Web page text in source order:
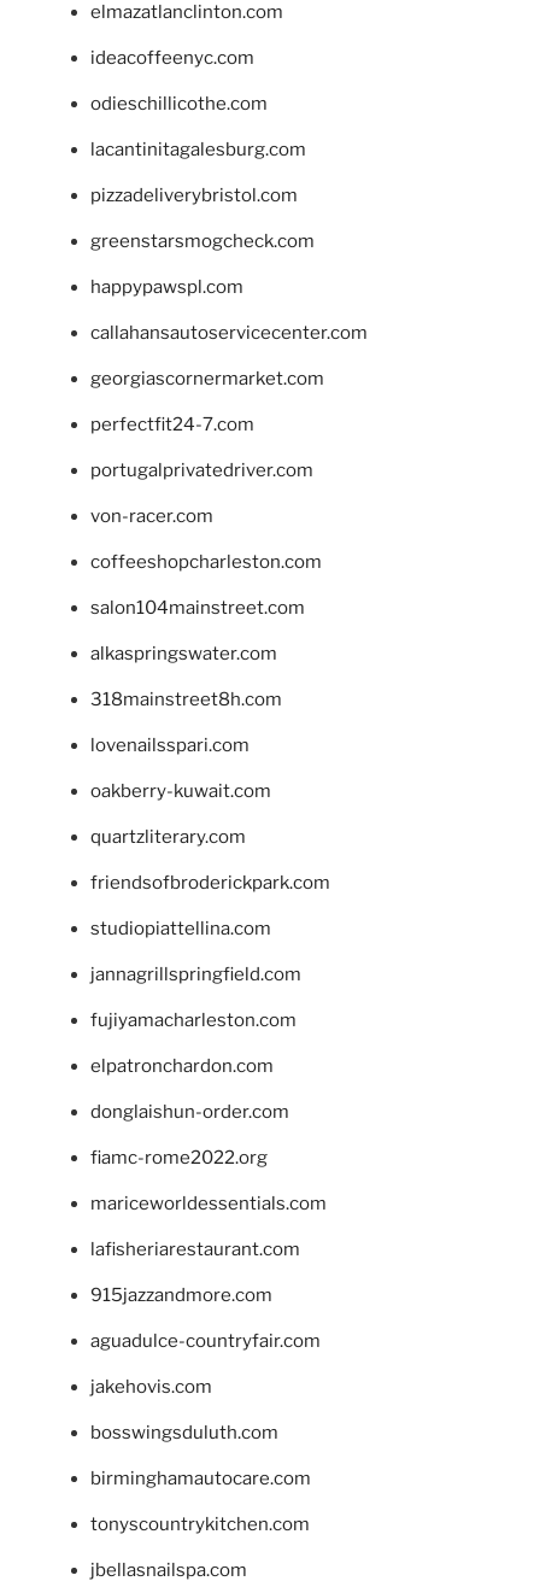
elmazatlanclinton.com
ideacoffeenyc.com
odieschillicothe.com
lacantinitagalesburg.com
pizzadeliverybristol.com
greenstarsmogcheck.com
happypawspl.com
callahansautoservicecenter.com
georgiascornermarket.com
perfectfit24-7.com
portugalprivatedriver.com
von-racer.com
coffeeshopcharleston.com
salon104mainstreet.com
alkaspringswater.com
318mainstreet8h.com
lovenailsspari.com
oakberry-kuwait.com
quartzliterary.com
friendsofbroderickpark.com
studiopiattellina.com
jannagrillspringfield.com
fujiyamacharleston.com
elpatronchardon.com
donglaishun-order.com
fiamc-rome2022.org
mariceworldessentials.com
lafisheriarestaurant.com
915jazzandmore.com
aguadulce-countryfair.com
jakehovis.com
bosswingsduluth.com
birminghamautocare.com
tonyscountrykitchen.com
jbellasnailspa.com